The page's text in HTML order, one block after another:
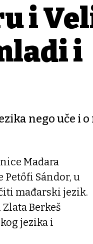
i
i
nego uče i
Mađara
Sándor, u
mađarski jezik.
Berkeš
jezika i